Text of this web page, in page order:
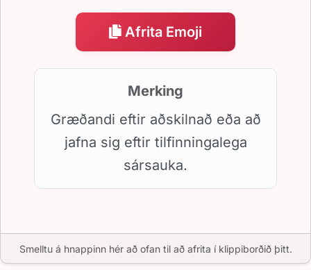
Afrita Emoji
Merking
Græðandi eftir aðskilnað eða að
jafna sig eftir tilfinningalega
sársauka.
Smelltu á hnappinn hér að ofan til að afrita í klippiborðið þitt.